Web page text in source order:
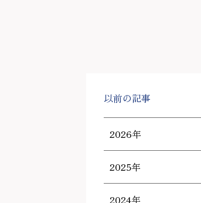
以前の記事
2026年
2025年
2024年